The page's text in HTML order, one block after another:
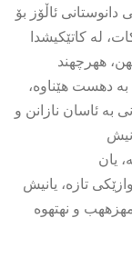
ئاڵۆز بۆ
له كاتێكیشدا
ههرچهند
به دهست هێناوه،
به ئاسان نازانن و
یان
تازه، یانیش
و نهتهوه